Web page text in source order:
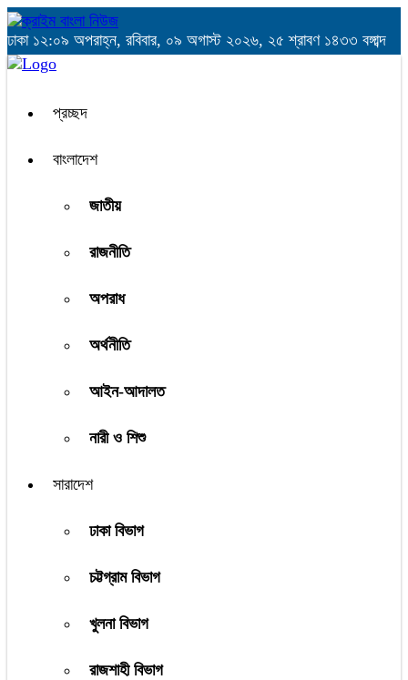
ঢাকা ১২:০৯ অপরাহ্ন, রবিবার, ০৯ অগাস্ট ২০২৬, ২৫ শ্রাবণ ১৪৩৩ বঙ্গাব্দ
প্রচ্ছদ
বাংলাদেশ
জাতীয়
রাজনীতি
অপরাধ
অর্থনীতি
আইন-আদালত
নারী ও শিশু
সারাদেশ
ঢাকা বিভাগ
চট্টগ্রাম বিভাগ
খুলনা বিভাগ
রাজশাহী বিভাগ